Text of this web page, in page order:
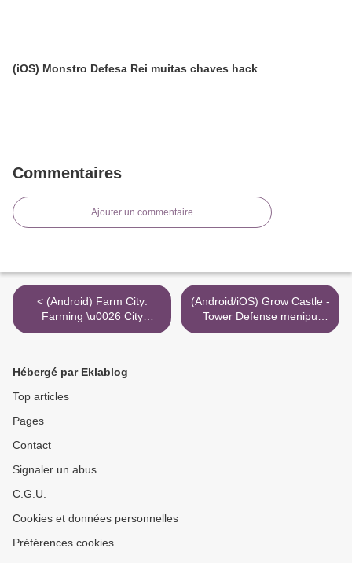
(iOS) Monstro Defesa Rei muitas chaves hack
Commentaires
Ajouter un commentaire
< (Android) Farm City:
Farming \u0026 City
Building snyder glitch
(Android/iOS) Grow Castle -
Tower Defense menipu
primogem yang tidak
Hébergé par Eklablog
Top articles
Pages
Contact
Signaler un abus
C.G.U.
Cookies et données personnelles
Préférences cookies